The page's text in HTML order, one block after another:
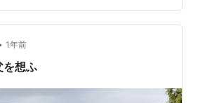
冠婚葬祭”です。心配していた雨も上
‟太陽を追う男”です…
1年前
想ふ